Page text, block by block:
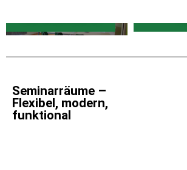
Seminarräume –
Flexibel, modern,
funktional